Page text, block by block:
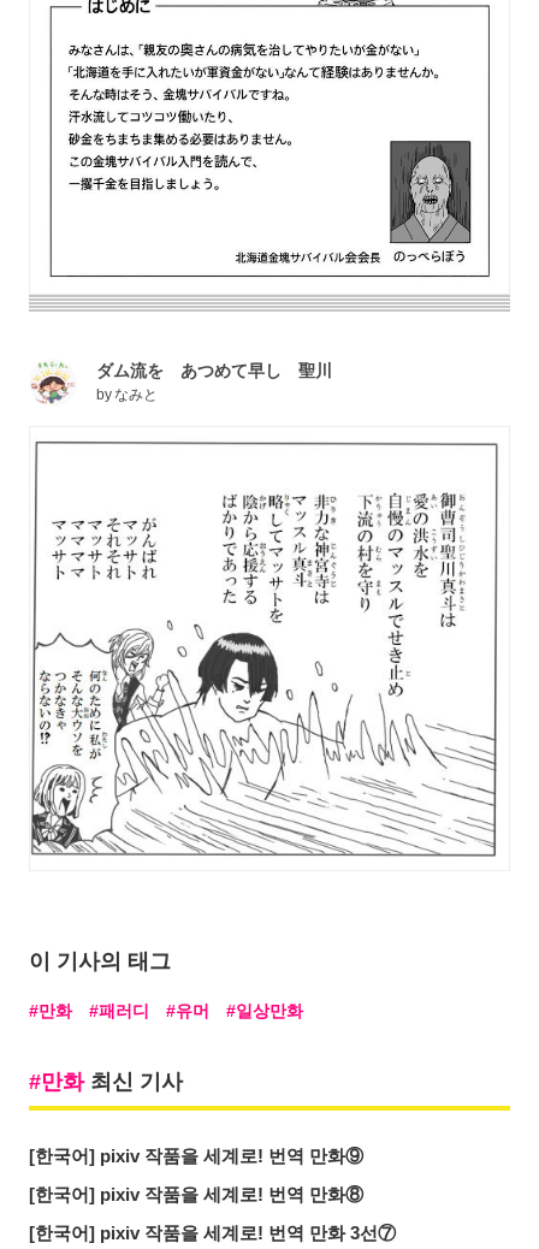
ダム流を あつめて早し 聖川
by なみと
이 기사의 태그
만화 패러디 유머 일상만화
만화최신 기사
[한국어] pixiv 작품을 세계로! 번역 만화⑨
[한국어] pixiv 작품을 세계로! 번역 만화⑧
[한국어] pixiv 작품을 세계로! 번역 만화 3선⑦